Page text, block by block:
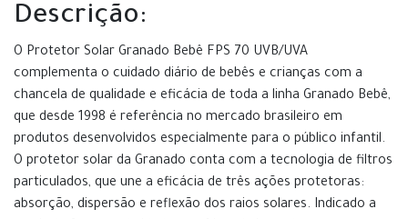
Descrição:
O Protetor Solar Granado Bebê FPS 70 UVB/UVA
complementa o cuidado diário de bebês e crianças com a
chancela de qualidade e eficácia de toda a linha Granado Bebê,
que desde 1998 é referência no mercado brasileiro em
produtos desenvolvidos especialmente para o público infantil.
O protetor solar da Granado conta com a tecnologia de filtros
particulados, que une a eficácia de três ações protetoras:
absorção, dispersão e reflexão dos raios solares. Indicado a